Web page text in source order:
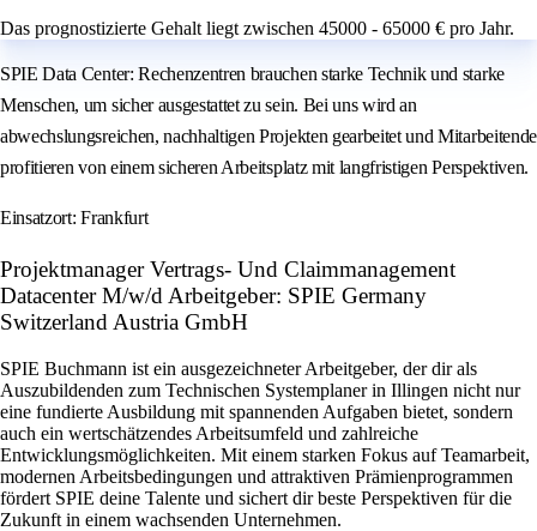
Das prognostizierte Gehalt liegt zwischen 45000 - 65000 € pro Jahr.
SPIE Data Center: Rechenzentren brauchen starke Technik und starke
Menschen, um sicher ausgestattet zu sein. Bei uns wird an
abwechslungsreichen, nachhaltigen Projekten gearbeitet und Mitarbeitende
profitieren von einem sicheren Arbeitsplatz mit langfristigen Perspektiven.
Einsatzort: Frankfurt
Projektmanager Vertrags- Und Claimmanagement
Datacenter M/w/d Arbeitgeber: SPIE Germany
Switzerland Austria GmbH
SPIE Buchmann ist ein ausgezeichneter Arbeitgeber, der dir als
Auszubildenden zum Technischen Systemplaner in Illingen nicht nur
eine fundierte Ausbildung mit spannenden Aufgaben bietet, sondern
auch ein wertschätzendes Arbeitsumfeld und zahlreiche
Entwicklungsmöglichkeiten. Mit einem starken Fokus auf Teamarbeit,
modernen Arbeitsbedingungen und attraktiven Prämienprogrammen
fördert SPIE deine Talente und sichert dir beste Perspektiven für die
Zukunft in einem wachsenden Unternehmen.